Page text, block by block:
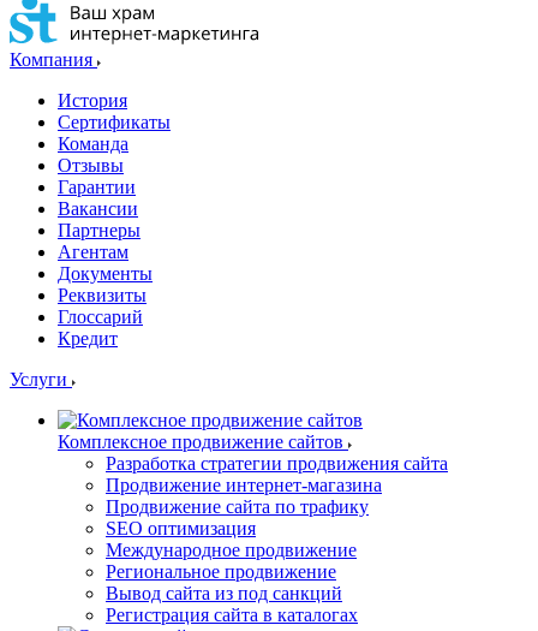
Компания
История
Сертификаты
Команда
Отзывы
Гарантии
Вакансии
Партнеры
Агентам
Документы
Реквизиты
Глоссарий
Кредит
Услуги
Комплексное продвижение сайтов
Разработка стратегии продвижения сайта
Продвижение интернет-магазина
Продвижение сайта по трафику
SEO оптимизация
Международное продвижение
Региональное продвижение
Вывод сайта из под санкций
Регистрация сайта в каталогах